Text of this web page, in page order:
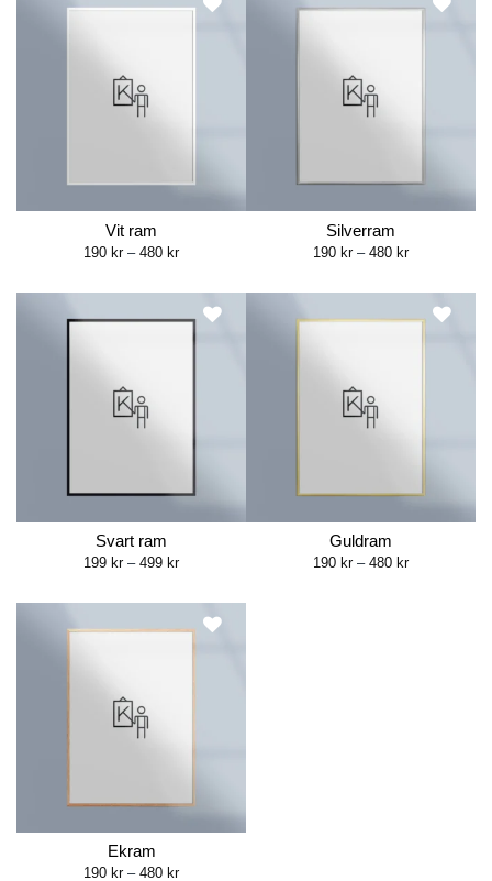
Vit ram
190 kr – 480 krPrice
through
480 kr
Silverram
190 kr – 480 krPrice
through
480 kr
Svart ram
199 kr – 499 krPrice
through
499 kr
Guldram
190 kr – 480 krPrice
Ekram
190 kr – 480 krPrice